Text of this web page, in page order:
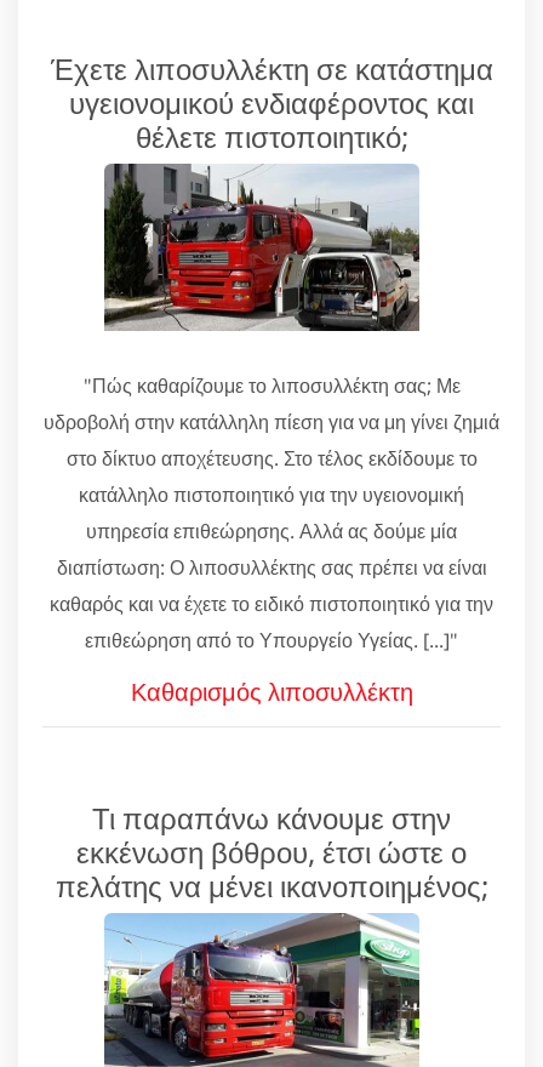
Έχετε λιποσυλλέκτη σε κατάστημα
υγειονομικού ενδιαφέροντος και
θέλετε πιστοποιητικό;
"Πώς καθαρίζουμε το λιποσυλλέκτη σας; Με
υδροβολή στην κατάλληλη πίεση για να μη γίνει ζημιά
στο δίκτυο αποχέτευσης. Στο τέλος εκδίδουμε το
κατάλληλο πιστοποιητικό για την υγειονομική
υπηρεσία επιθεώρησης. Αλλά ας δούμε μία
διαπίστωση: Ο λιποσυλλέκτης σας πρέπει να είναι
καθαρός και να έχετε το ειδικό πιστοποιητικό για την
επιθεώρηση από το Υπουργείο Υγείας. [...]"
Καθαρισμός λιποσυλλέκτη
Τι παραπάνω κάνουμε στην
εκκένωση βόθρου, έτσι ώστε ο
πελάτης να μένει ικανοποιημένος;